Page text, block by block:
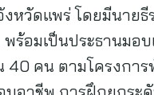
หวัดแพร่ โดยมีนาย
พร้อมเป็นประธานม
40 คน ตามโครงกา